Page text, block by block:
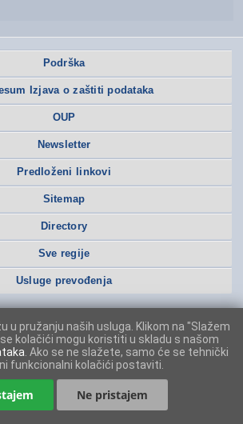
Podrška
Izjava o zaštiti podataka
OUP
Newsletter
Predloženi linkovi
Sitemap
Directory
Sve regije
Usluge prevođenja
u pružanju naših usluga. Klikom na "Slažem
kolačići mogu koristiti u skladu s našom
. Ako se ne slažete, samo će se tehnički
funkcionalni kolačići postaviti.